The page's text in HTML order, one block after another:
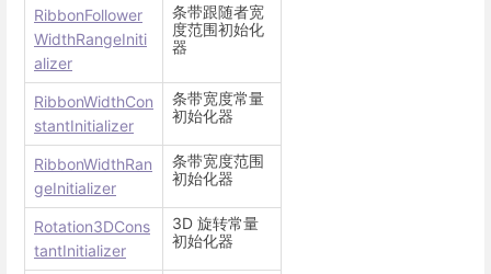
RibbonFollower
WidthRangeIniti
alizer
条带跟随者宽
度范围初始化
器
RibbonWidthCon
stantInitializer
条带宽度常量
初始化器
RibbonWidthRan
geInitializer
条带宽度范围
初始化器
Rotation3DCons
tantInitializer
3D 旋转常量
初始化器